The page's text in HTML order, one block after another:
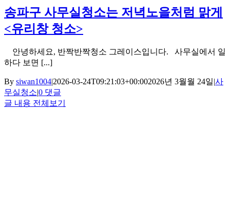
송파구 사무실청소는 저녁노을처럼 맑게
<유리창 청소>
안녕하세요, 반짝반짝청소 그레이스입니다. 사무실에서 일
하다 보면 [...]
By siwan1004|2026-03-24T09:21:03+00:002026년 3월월 24일|사
무실청소|0 댓글
글 내용 전체보기